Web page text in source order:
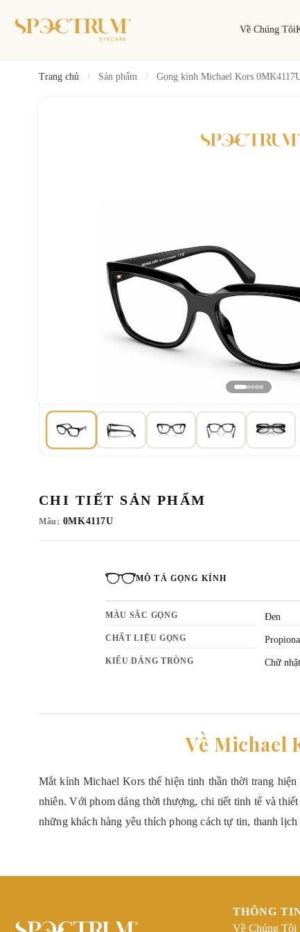
Về Chúng Tôi
Trang chủ / Sản phẩm / Gọng kính Michael Kors
CHI TIẾT SẢN PHẨM
Mẫu: 0MK4117U
MÔ TẢ GỌNG KÍNH
MÀU SẮC GỌNG Đen
CHẤT LIỆU GỌNG
KIỂU DÁNG TRÒNG Chữ nhật
Về Michael
Mắt kính Michael Kors thể hiện tinh thần thời trang
nhiên. Với phom dáng thời thượng, chi tiết tinh tế và
những khách hàng yêu thích phong cách tự tin, thanh
THÔNG
Về Chúng Tôi